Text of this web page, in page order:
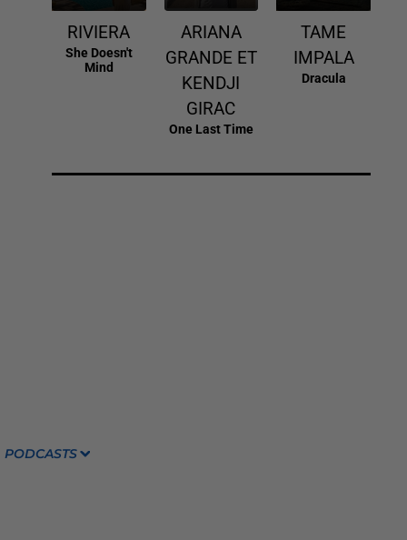
RIVIERA
She Doesn't
Mind
ARIANA
GRANDE ET
KENDJI
GIRAC
One Last Time
TAME
IMPALA
Dracula
PODCASTS